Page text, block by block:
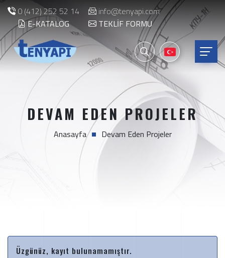
0 (412) 252 52 14
info@tenyapi.com
E-KATALOG
TEKLIF FORMU
DEVAM EDEN PROJELER
Anasayfa Devam Eden Projeler
Üzgünüz, kayıt bulunamamıştır.